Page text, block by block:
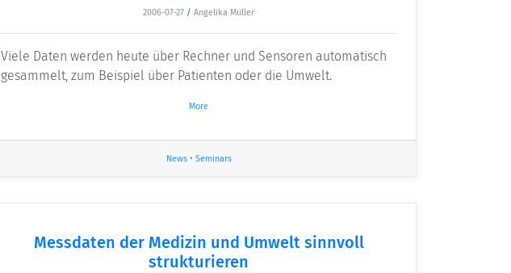
2006-07-27 / Angelika Müller
Viele Daten werden heute über Rechner und Sensoren automatisch
gesammelt, zum Beispiel über Patienten oder die Umwelt.
More
News• Seminars
Messdaten der Medizin und Umwelt sinnvoll
strukturieren